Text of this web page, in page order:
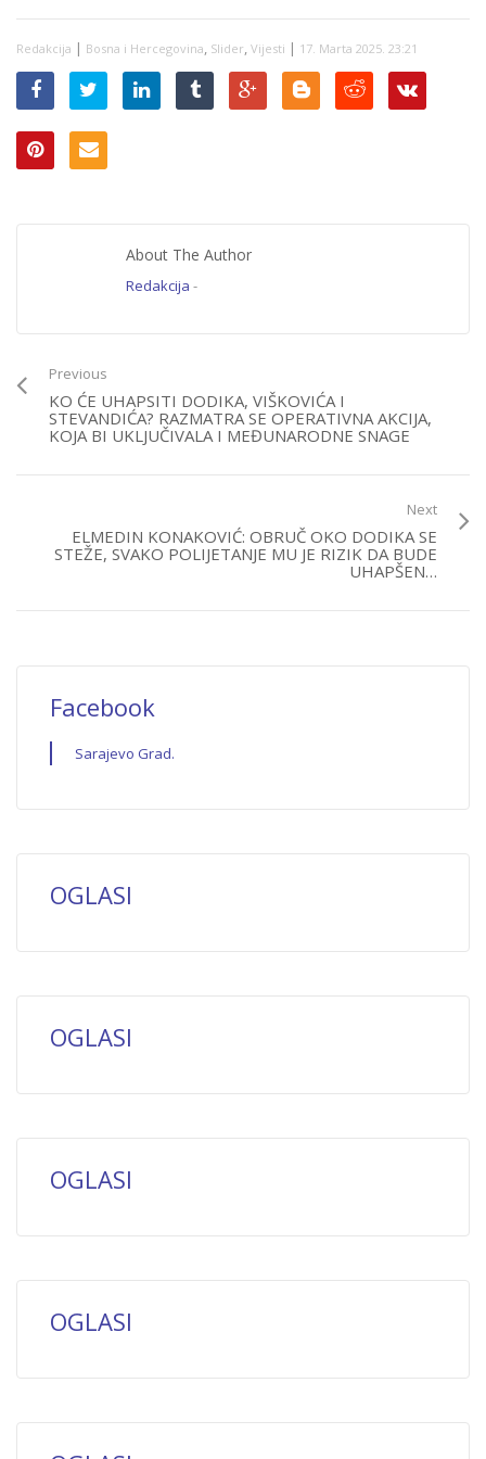
Redakcija | Bosna i Hercegovina, Slider, Vijesti | 17. Marta 2025. 23:21
About The Author
Redakcija -
Previous
KO ĆE UHAPSITI DODIKA, VIŠKOVIĆA I
STEVANDIĆA? RAZMATRA SE OPERATIVNA AKCIJA,
KOJA BI UKLJUČIVALA I MEĐUNARODNE SNAGE
Next
ELMEDIN KONAKOVIĆ: OBRUČ OKO DODIKA SE
STEŽE, SVAKO POLIJETANJE MU JE RIZIK DA BUDE
UHAPŠEN…
Facebook
Sarajevo Grad.
OGLASI
OGLASI
OGLASI
OGLASI